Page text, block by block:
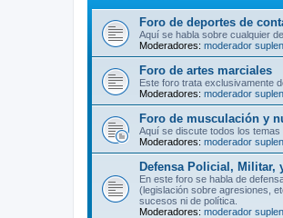
Foro de deportes de
Aquí se habla sobre cualquier
Moderadores: moderador
Foro de artes marciales
Este foro trata exclusivamente
Moderadores: moderador
Foro de musculación y
Aquí se discute todos los
Moderadores: moderador
Defensa Policial, Militar,
En este foro se habla de
(legislación sobre agresiones,
sucesos ni de política.
Moderadores: moderador